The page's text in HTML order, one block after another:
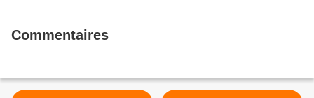
Commentaires